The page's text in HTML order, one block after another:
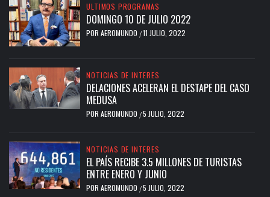
ULTIMOS PROGRAMAS
DOMINGO 10 DE JULIO 2022
POR AEROMUNDO /11 JULIO, 2022
NOTICIAS DE INTERES
DELACIONES ACELERAN EL DESTAPE DEL CASO
MEDUSA
POR AEROMUNDO /5 JULIO, 2022
NOTICIAS DE INTERES
EL PAÍS RECIBE 3.5 MILLONES DE TURISTAS
ENTRE ENERO Y JUNIO
POR AEROMUNDO /5 JULIO, 2022